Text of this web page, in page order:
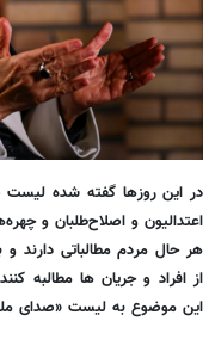
در این روزها گفته شده
اعتدالیون و اصلاح‌طلبان و
هر حال مردم مطالباتی دارند
از افراد و جریان ها مطالبه
این موضوع به لیست «صدای